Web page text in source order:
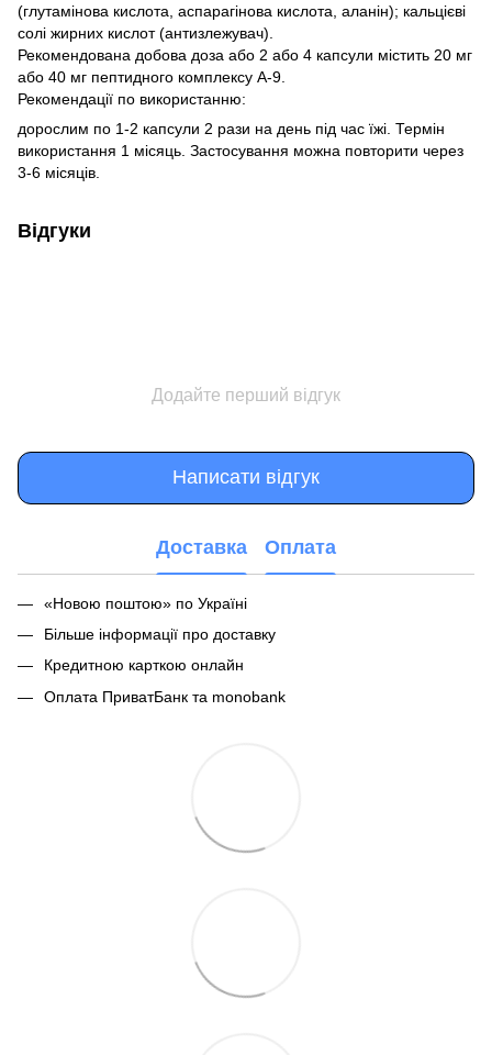
(глутамінова кислота, аспарагінова кислота, аланін); кальцієві
солі жирних кислот (антизлежувач).
Рекомендована добова доза або 2 або 4 капсули містить 20 мг
або 40 мг пептидного комплексу А-9.
Рекомендації по використанню:
дорослим по 1-2 капсули 2 рази на день під час їжі. Термін
використання 1 місяць. Застосування можна повторити через
3-6 місяців.
Відгуки
Додайте перший відгук
Написати відгук
Доставка Оплата
«Новою поштою» по Україні
Більше інформації про доставку
Кредитною карткою онлайн
Оплата ПриватБанк та monobank